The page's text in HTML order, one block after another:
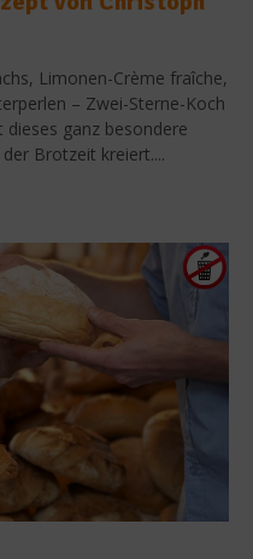
Limonen-Crème fraîche,
– Zwei-Sterne-Koch
ganz besondere
Brotzeit kreiert....